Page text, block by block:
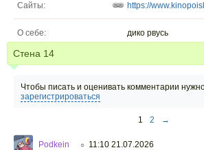
Сайты: https://
О себе: дико рвусь
Стена 14
Чтобы писать и оценивать комментарии
зарегистрироваться
1 2 →
Podkein ○ 11:10 21.07.2026